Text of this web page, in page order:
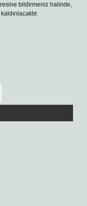
bildirmeniz halinde,